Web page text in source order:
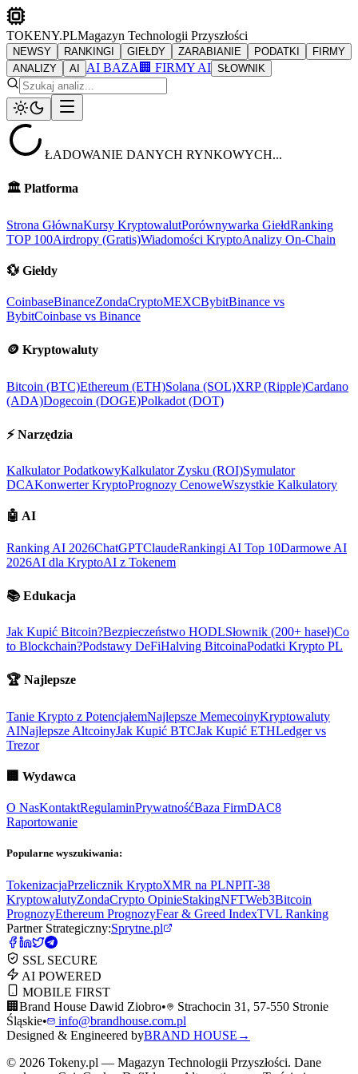
TOKENY.PLMagazyn Technologii Przyszłości
NEWSY RANKINGI GIEŁDY ZARABIANIE PODATKI
FIRMY
ANALIZY
AI AI BAZA 🏢 FIRMY AI SŁOWNIK
ŁADOWANIE DANYCH RYNKOWYCH...
🏛️ Platforma
Strona GłównaKursy KryptowalutPorównywarka GiełdRanking
TOP 100Airdropy (Gratis)Wiadomości KryptoAnalizy On-Chain
💱 Giełdy
CoinbaseBinanceZondaCryptoMEXCBybitBinance vs
BybitCoinbase vs Binance
🪙 Kryptowaluty
Bitcoin (BTC)Ethereum (ETH)Solana (SOL)XRP (Ripple)Cardano
(ADA)Dogecoin (DOGE)Polkadot (DOT)
⚡ Narzędzia
Kalkulator PodatkowyKalkulator Zysku (ROI)Symulator
DCAKonwerter KryptoPrognozy CenoweWszystkie Kalkulatory
🤖 AI
Ranking AI 2026ChatGPTClaudeRankingi AI Top 10Darmowe AI
2026AI dla KryptoAI z Tokenem
📚 Edukacja
Jak Kupić Bitcoin?Bezpieczeństwo HODLSłownik (200+ haseł)Co
to Blockchain?Podstawy DeFiHalving BitcoinaPodatki Krypto PL
🏆 Najlepsze
Tanie Krypto z PotencjałemNajlepsze MemecoinyKryptowaluty
AINajlepsze AltcoinyJak Kupić BTCJak Kupić ETHLedger vs
Trezor
🏢 Wydawca
O NasKontaktRegulaminPrywatnośćBaza FirmDAC8
Raportowanie
Popularne wyszukiwania:
TokenizacjaPrzelicznik KryptoXMR na PLNPIT-38
KryptowalutyZondaCrypto OpinieStakingNFTWeb3Bitcoin
PrognozyEthereum PrognozyFear & Greed IndexTVL Ranking
Partner Strategiczny:Sprytne.pl
SSL SECURE
AI POWERED
MOBILE FIRST
🏢 Brand House Dawid Ziobro•
Strachocin 31, 57-550 Stronie
Śląskie•
info@brandhouse.com.pl
Designed & Engineered byBRAND HOUSE →
© 2026 Tokeny.pl — Magazyn Technologii Przyszłości. Dane